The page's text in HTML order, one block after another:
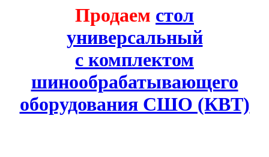
Продаем стол
универсальный
с комплектом
шинообрабатывающего
оборудования СШО (КВТ)